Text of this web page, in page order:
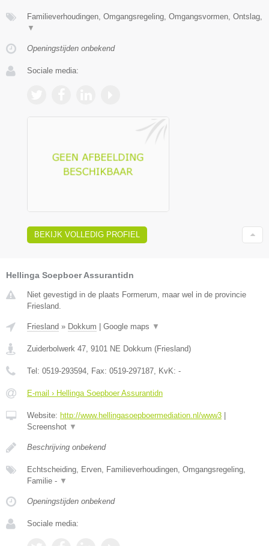
Familieverhoudingen, Omgangsregeling, Omgangsvormen, Ontslag,
▼
Openingstijden onbekend
Sociale media:
BEKIJK VOLLEDIG PROFIEL
Hellinga Soepboer Assurantidn
Niet gevestigd in de plaats Formerum, maar wel in de provincie
Friesland.
Friesland » Dokkum Google maps ▼
Zuiderbolwerk 47 9101 NE Dokkum (Friesland)
Tel: 0519-293594 , Fax: 0519-297187 , KvK: -
E-mail › Hellinga Soepboer Assurantidn
Website: http://www.hellingasoepboermediation.nl/www3
Screenshot ▼
Beschrijving onbekend
Echtscheiding, Erven, Familieverhoudingen, Omgangsregeling,
Familie - ▼
Openingstijden onbekend
Sociale media: